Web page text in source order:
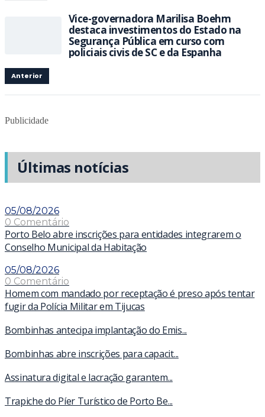
Vice-governadora Marilisa Boehm
destaca investimentos do Estado na
Segurança Pública em curso com
policiais civis de SC e da Espanha
Anterior
Publicidade
Últimas notícias
05/08/2026
0 Comentário
Porto Belo abre inscrições para entidades integrarem o
Conselho Municipal da Habitação
05/08/2026
0 Comentário
Homem com mandado por receptação é preso após tentar
fugir da Polícia Militar em Tijucas
Bombinhas antecipa implantação do Emis...
Bombinhas abre inscrições para capacit...
Assinatura digital e lacração garantem...
Trapiche do Píer Turístico de Porto Be...